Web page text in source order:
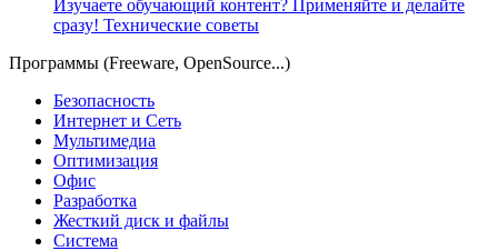
Изучаете обучающий контент? Применяйте и делайте
сразу! Технические советы
Программы (Freeware, OpenSource...)
Безопасность
Интернет и Сеть
Мультимедиа
Оптимизация
Офис
Разработка
Жесткий диск и файлы
Система